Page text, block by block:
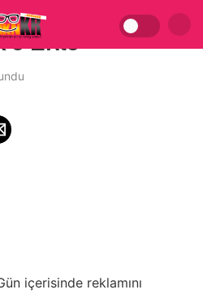
Ekle
içerisinde reklamını